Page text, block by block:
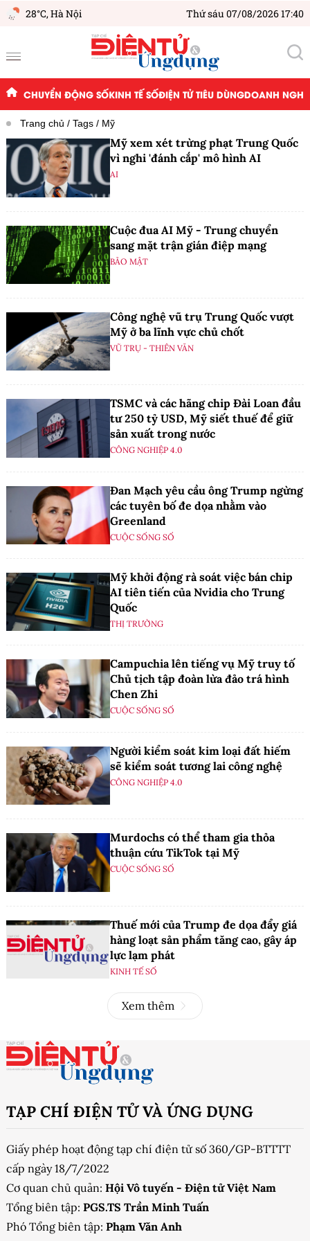
28°C,Hà Nội Thứ sáu 07/08/2026 17:40
CHUYỂN ĐỘNG SỐKINH TẾ SỐĐIỆN TỬ TIÊU DÙNGDOANH
Trang chủ Tags Mỹ
Mỹ xem xét trừng phạt Trung Quốc
vì nghi 'đánh cắp' mô hình AI
AI
Cuộc đua AI Mỹ - Trung chuyển
sang mặt trận gián điệp mạng
BẢO MẬT
Công nghệ vũ trụ Trung Quốc vượt
Mỹ ở ba lĩnh vực chủ chốt
VŨ TRỤ - THIÊN VĂN
TSMC và các hãng chip Đài Loan đầu
tư 250 tỷ USD, Mỹ siết thuế để giữ
sản xuất trong nước
CÔNG NGHIỆP 4.0
Đan Mạch yêu cầu ông Trump ngừng
các tuyên bố đe dọa nhằm vào
Greenland
CUỘC SỐNG SỐ
Mỹ khởi động rà soát việc bán chip
AI tiên tiến của Nvidia cho Trung
Quốc
THỊ TRƯỜNG
Campuchia lên tiếng vụ Mỹ truy tố
Chủ tịch tập đoàn lừa đảo trá hình
Chen Zhi
CUỘC SỐNG SỐ
Người kiểm soát kim loại đất hiếm
sẽ kiểm soát tương lai công nghệ
CÔNG NGHIỆP 4.0
Murdochs có thể tham gia thỏa
thuận cứu TikTok tại Mỹ
CUỘC SỐNG SỐ
Thuế mới của Trump đe dọa đẩy giá
hàng loạt sản phẩm tăng cao, gây áp
lực lạm phát
KINH TẾ SỐ
Xem thêm
TẠP CHÍ ĐIỆN TỬ VÀ ỨNG DỤNG
Giấy phép hoạt động tạp chí điện tử số 360/GP-BTTTT
cấp ngày 18/7/2022
Cơ quan chủ quản: Hội Vô tuyến - Điện tử Việt Nam
Tổng biên tập: PGS.TS Trần Minh Tuấn
Phó Tổng biên tập: Phạm Văn Anh